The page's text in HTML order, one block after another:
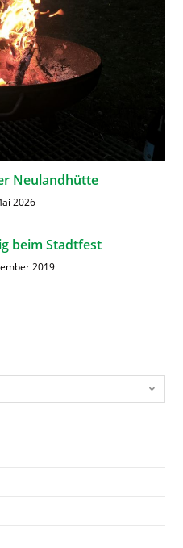
Neulandhütte
2026
beim Stadtfest
2019